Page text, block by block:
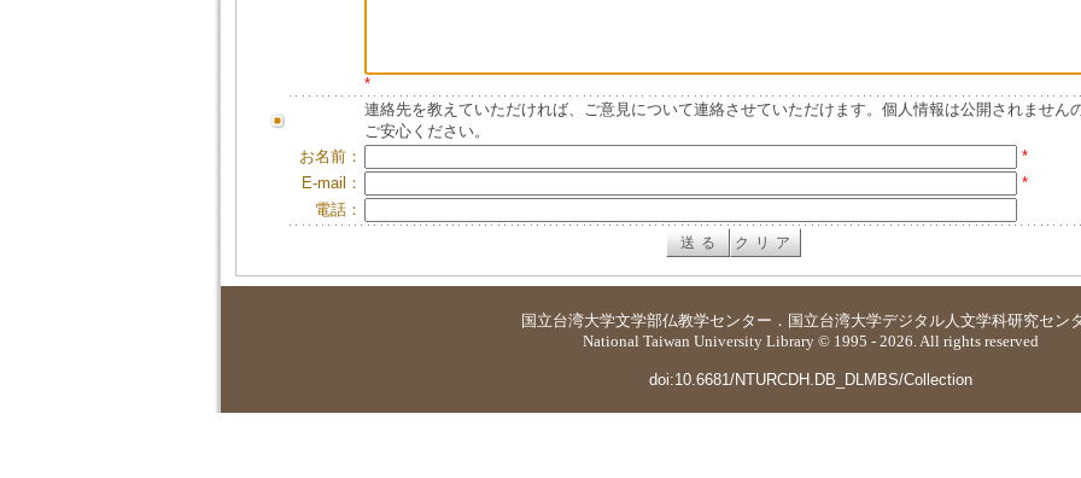
*
連絡先を教えていただければ、ご意見について連絡させていただけます。個人情報は公開されません
ご安心ください。
お名前：
*
E-mail：
*
電話：
国立台湾大学文学部仏教学センター ． 国立台湾大学デジタル人文学科研究セン
National Taiwan University Library © 1995 - 2026. All rights reserved
doi:10.6681/NTURCDH.DB_DLMBS/Collection